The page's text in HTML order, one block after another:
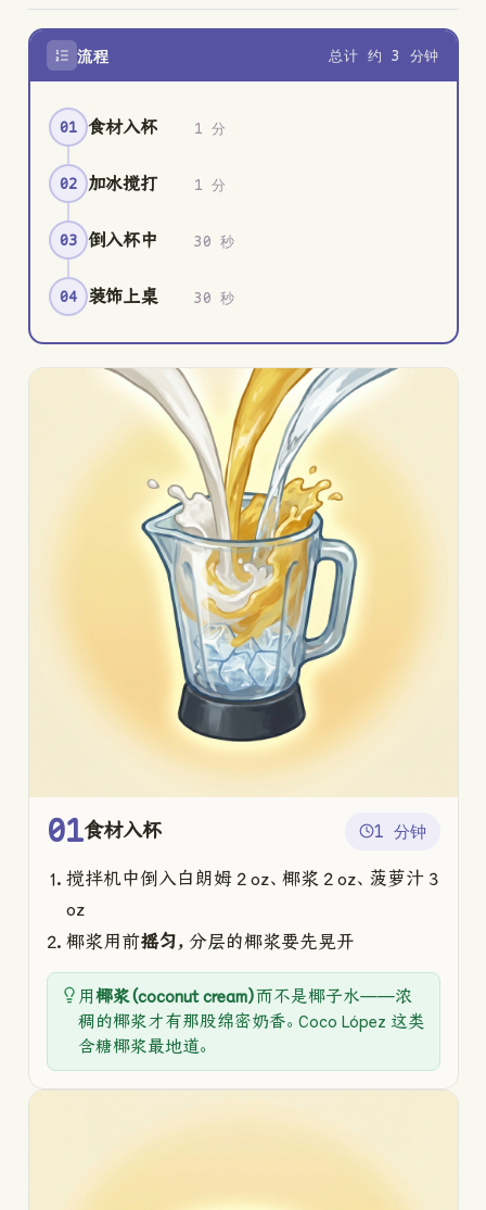
流程 总计 约 3 分钟
01 食材入杯 1 分
02 加冰搅打 1 分
03 倒入杯中 30 秒
04 装饰上桌 30 秒
01食材入杯 1 分钟
搅拌机中倒入白朗姆 2 oz、椰浆 2 oz、菠萝汁 3
oz
椰浆用前摇匀，分层的椰浆要先晃开
用椰浆（coconut cream）而不是椰子水——浓
稠的椰浆才有那股绵密奶香。Coco López 这类
含糖椰浆最地道。